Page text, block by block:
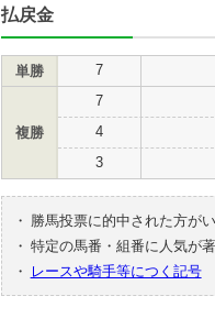
払戻金
単勝 7
複勝
7
4
3
・ 勝馬投票に的中された方が
・ 特定の馬番・組番に人気が
・
レースや騎手等につく記号